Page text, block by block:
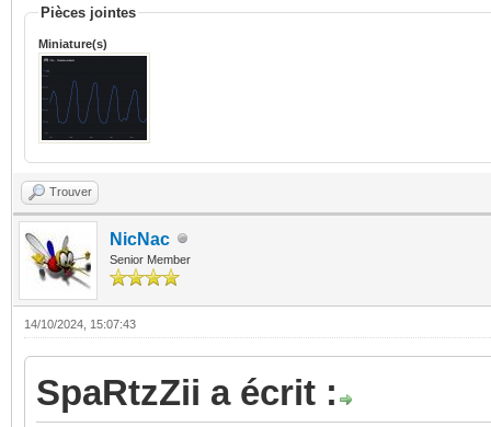
Pièces jointes
Miniature(s)
Trouver
NicNac
Senior Member
14/10/2024, 15:07:43
SpaRtzZii a écrit :